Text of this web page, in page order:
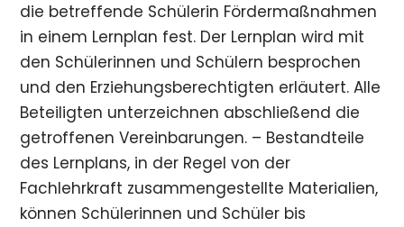
die betreffende Schülerin Fördermaßnahmen
in einem Lernplan fest. Der Lernplan wird mit
den Schülerinnen und Schülern besprochen
und den Erziehungsberechtigten erläutert. Alle
Beteiligten unterzeichnen abschließend die
getroffenen Vereinbarungen. – Bestandteile
des Lernplans, in der Regel von der
Fachlehrkraft zusammengestellte Materialien,
können Schülerinnen und Schüler bis